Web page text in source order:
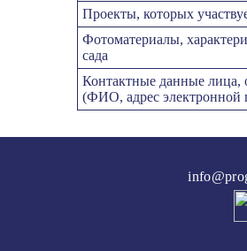
Проекты, которых
Фотоматериалы,
сада
Контактные данные лица,
(ФИО, адрес электронной